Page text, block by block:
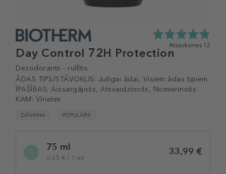
Day Control 72H Protection
Dezodorants - rullītis
ĀDAS TIPS/STĀVOKLIS: Jutīgai ādai, Visiem ādas tipiem
ĪPAŠĪBAS: Aizsargājošs, Atsvaidzinošs, Nomierinošs
KAM: Vīrietim
DĀVANA POPULĀRS
4.9
zvaigžņu
no
12
Atsauksmes 12
variation75 ml
0,45 € / 1 ml
33,99 €